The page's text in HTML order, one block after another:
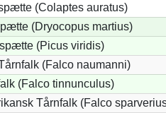
(Colaptes auratus)
(Dryocopus martius)
(Picus viridis)
(Falco naumanni)
(Falco tinnunculus)
Tårnfalk (Falco